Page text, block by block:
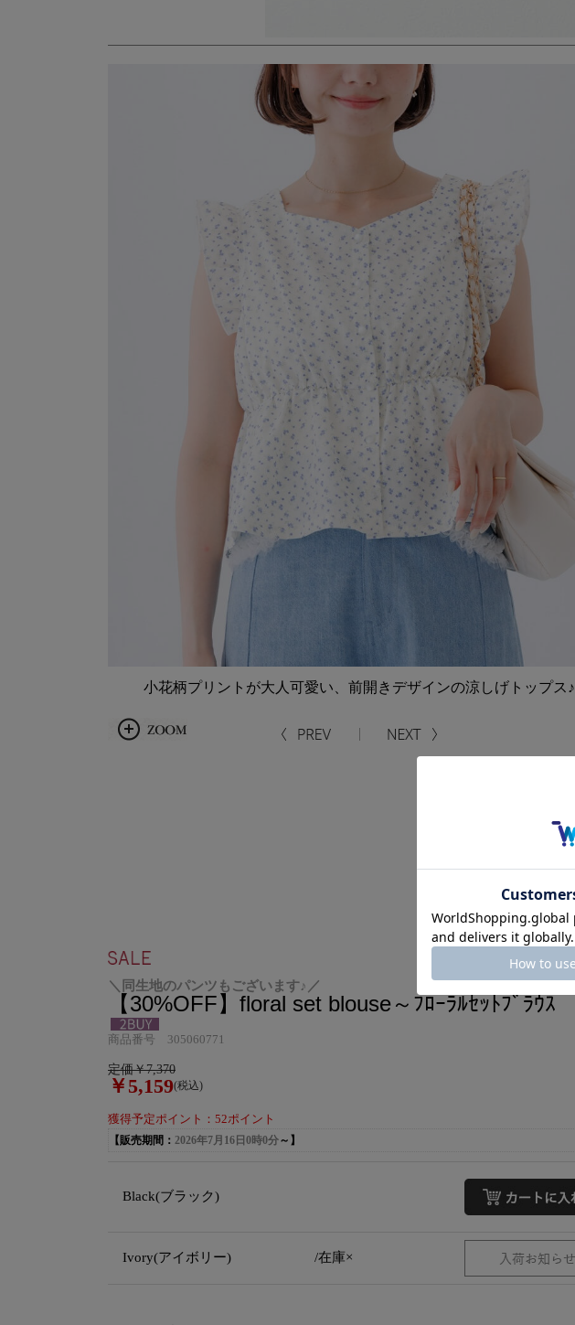
小花柄プリントが大人可愛い、前開きデザインの涼しげトップス♪
＼同生地のパンツもございます♪／
【30%OFF】floral set blouse～ﾌﾛｰﾗﾙｾｯﾄﾌﾞﾗｳｽ
商品番号 305060771
定価￥7,370
￥5,159(税込)
獲得予定ポイント：52ポイント
【販売期間： 2026年7月16日0時0分～】
Black(ブラック)
Ivory(アイボリー) /在庫×